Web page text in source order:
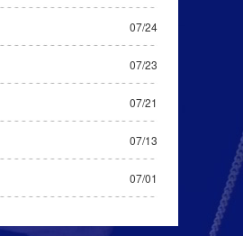
07/24
07/23
07/21
07/13
07/01